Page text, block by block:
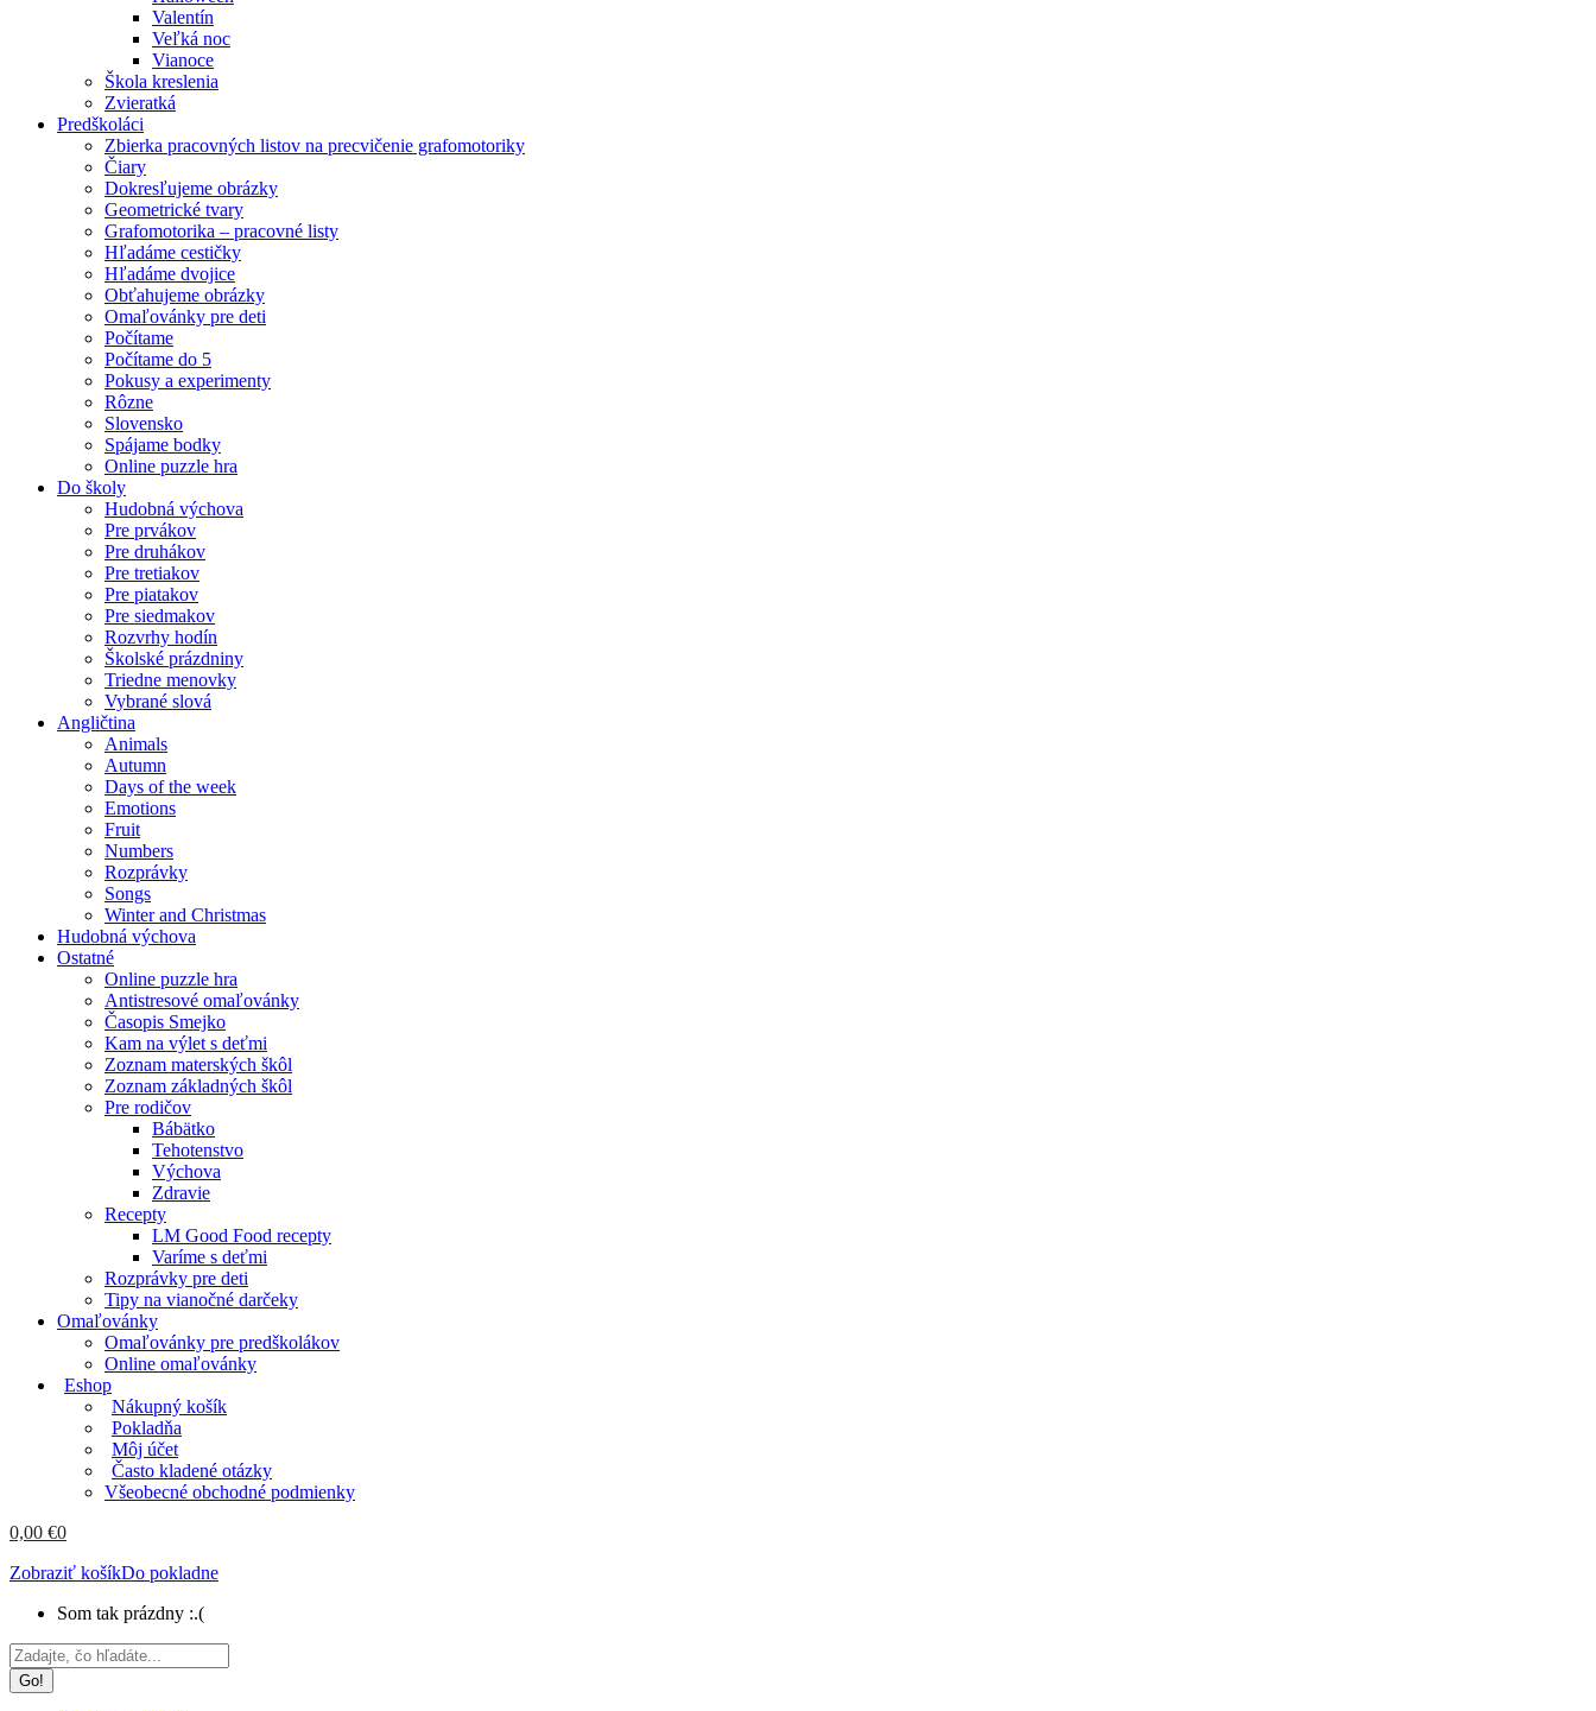
Valentín
Veľká noc
Vianoce
Škola kreslenia
Zvieratká
Predškoláci
Zbierka pracovných listov na precvičenie grafomotoriky
Čiary
Dokresľujeme obrázky
Geometrické tvary
Grafomotorika – pracovné listy
Hľadáme cestičky
Hľadáme dvojice
Obťahujeme obrázky
Omaľovánky pre deti
Počítame
Počítame do 5
Pokusy a experimenty
Rôzne
Slovensko
Spájame bodky
Online puzzle hra
Do školy
Hudobná výchova
Pre prvákov
Pre druhákov
Pre tretiakov
Pre piatakov
Pre siedmakov
Rozvrhy hodín
Školské prázdniny
Triedne menovky
Vybrané slová
Angličtina
Animals
Autumn
Days of the week
Emotions
Fruit
Numbers
Rozprávky
Songs
Winter and Christmas
Hudobná výchova
Ostatné
Online puzzle hra
Antistresové omaľovánky
Časopis Smejko
Kam na výlet s deťmi
Zoznam materských škôl
Zoznam základných škôl
Pre rodičov
Bábätko
Tehotenstvo
Výchova
Zdravie
Recepty
LM Good Food recepty
Varíme s deťmi
Rozprávky pre deti
Tipy na vianočné darčeky
Omaľovánky
Omaľovánky pre predškolákov
Online omaľovánky
Eshop
Nákupný košík
Pokladňa
Môj účet
Často kladené otázky
Všeobecné obchodné podmienky
0,00 €0
Zobraziť košíkDo pokladne
Som tak prázdny :.(
Search: